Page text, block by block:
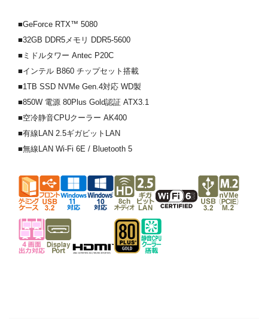
■GeForce RTX™ 5080
■32GB DDR5メモリ DDR5-5600
■ミドルタワー Antec P20C
■インテル B860 チップセット搭載
■1TB SSD NVMe Gen.4対応 WD製
■850W 電源 80Plus Gold認証 ATX3.1
■空冷静音CPUクーラー AK400
■有線LAN 2.5ギガビットLAN
■無線LAN Wi-Fi 6E / Bluetooth 5